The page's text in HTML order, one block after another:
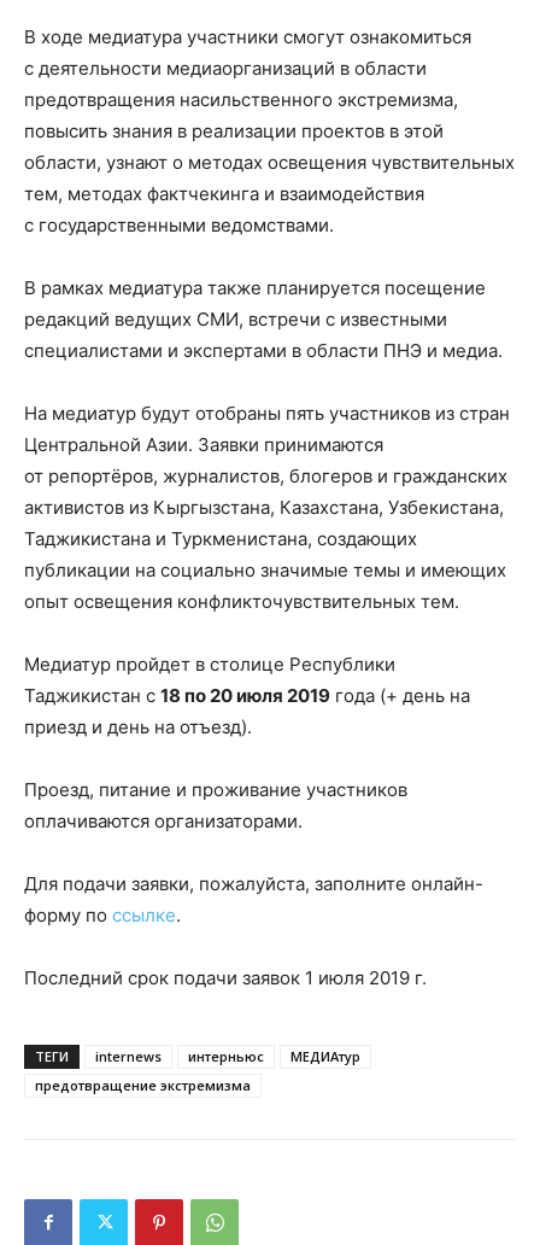
В ходе медиатура участники смогут ознакомиться
с деятельности медиаорганизаций в области
предотвращения насильственного экстремизма,
повысить знания в реализации проектов в этой
области, узнают о методах освещения чувствительных
тем, методах фактчекинга и взаимодействия
с государственными ведомствами.
В рамках медиатура также планируется посещение
редакций ведущих СМИ, встречи с известными
специалистами и экспертами в области ПНЭ и медиа.
На медиатур будут отобраны пять участников из стран
Центральной Азии. Заявки принимаются
от репортёров, журналистов, блогеров и гражданских
активистов из Кыргызстана, Казахстана, Узбекистана,
Таджикистана и Туркменистана, создающих
публикации на социально значимые темы и имеющих
опыт освещения конфликточувствительных тем.
Медиатур пройдет в столице Республики
Таджикистан с 18 по 20 июля 2019 года (+ день на
приезд и день на отъезд).
Проезд, питание и проживание участников
оплачиваются организаторами.
Для подачи заявки, пожалуйста, заполните онлайн-
форму по ссылке.
Последний срок подачи заявок 1 июля 2019 г.
ТЕГИ internews интерньюс
МЕДИАтур
предотвращение экстремизма